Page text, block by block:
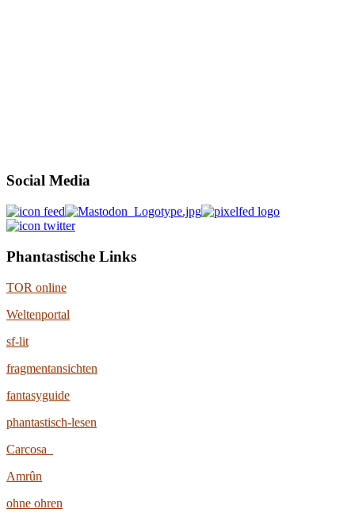
Social Media
Phantastische Links
TOR online
Weltenportal
sf-lit
fragmentansichten
fantasyguide
phantastisch-lesen
Carcosa
Amrûn
ohne ohren